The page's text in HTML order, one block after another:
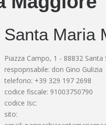
Santa Maria
Piazza Campo, 1 - 88832
respopnsabile: don Gino Gulizia
telefono: +39 329 197 2698
codice fiscale: 91003750790
codice Isc:
sito: